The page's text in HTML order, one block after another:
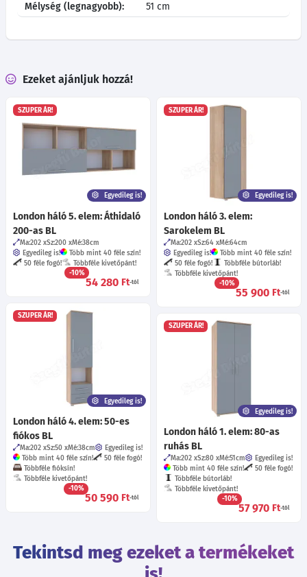
Mélység (legnagyobb):
51 cm
Ezeket ajánljuk hozzá!
SZUPER ÁR!
Egyedileg is!
London háló 5. elem: Áthidaló
200-as BL
Ma:202 Sz:200 Mé:38cm
Egyedileg is!
Több mint 40 féle szín!
50 féle fogó!
Többféle kivetőpánt!
-10%
54 280 Ft-tól
SZUPER ÁR!
Egyedileg is!
London háló 3. elem:
Sarokelem BL
Ma:202 Sz:64 Mé:64cm
Egyedileg is!
Több mint 40 féle szín!
50 féle fogó!
Többféle bútorláb!
Többféle kivetőpánt!
-10%
55 900 Ft-tól
SZUPER ÁR!
Egyedileg is!
London háló 4. elem: 50-es
fiókos BL
Ma:202 Sz:50 Mé:38cm
Egyedileg is!
Több mint 40 féle szín!
50 féle fogó!
Többféle fióksín!
Többféle kivetőpánt!
-10%
50 590 Ft-tól
SZUPER ÁR!
Egyedileg is!
London háló 1. elem: 80-as
ruhás BL
Ma:202 Sz:80 Mé:51cm
Egyedileg is!
Több mint 40 féle szín!
50 féle fogó!
Többféle bútorláb!
Többféle kivetőpánt!
-10%
57 970 Ft-tól
Tekintsd meg ezeket a termékeket